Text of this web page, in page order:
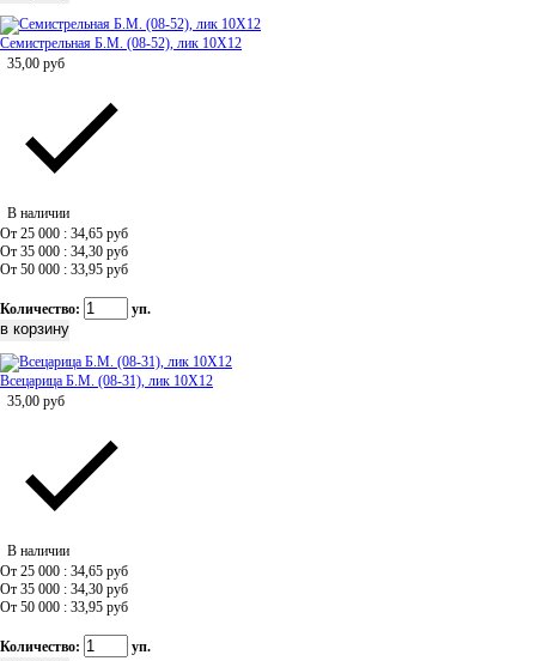
Семистрельная Б.М. (08-52), лик 10Х12
35,00 руб
В наличии
От 25 000 : 34,65 руб
От 35 000 : 34,30 руб
От 50 000 : 33,95 руб
Количество: уп.
Всецарица Б.М. (08-31), лик 10Х12
35,00 руб
В наличии
От 25 000 : 34,65 руб
От 35 000 : 34,30 руб
От 50 000 : 33,95 руб
Количество: уп.